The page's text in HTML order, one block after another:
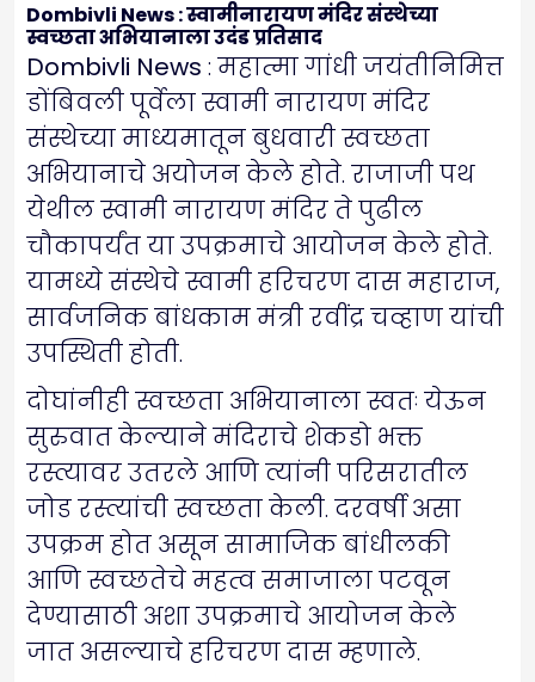
Dombivli News : स्वामीनारायण मंदिर संस्थेच्या
स्वच्छता अभियानाला उदंड प्रतिसाद
Dombivli News : महात्मा गांधी जयंतीनिमित्त
डोंबिवली पूर्वेला स्वामी नारायण मंदिर
संस्थेच्या माध्यमातून बुधवारी स्वच्छता
अभियानाचे अयोजन केले होते. राजाजी पथ
येथील स्वामी नारायण मंदिर ते पुढील
चौकापर्यंत या उपक्रमाचे आयोजन केले होते.
यामध्ये संस्थेचे स्वामी हरिचरण दास महाराज,
सार्वजनिक बांधकाम मंत्री रवींद्र चव्हाण यांची
उपस्थिती होती.
दोघांनीही स्वच्छता अभियानाला स्वतः येऊन
सुरुवात केल्याने मंदिराचे शेकडो भक्त
रस्त्यावर उतरले आणि त्यांनी परिसरातील
जोड रस्त्यांची स्वच्छता केली. दरवर्षी असा
उपक्रम होत असून सामाजिक बांधीलकी
आणि स्वच्छतेचे महत्व समाजाला पटवून
देण्यासाठी अशा उपक्रमाचे आयोजन केले
जात असल्याचे हरिचरण दास म्हणाले.